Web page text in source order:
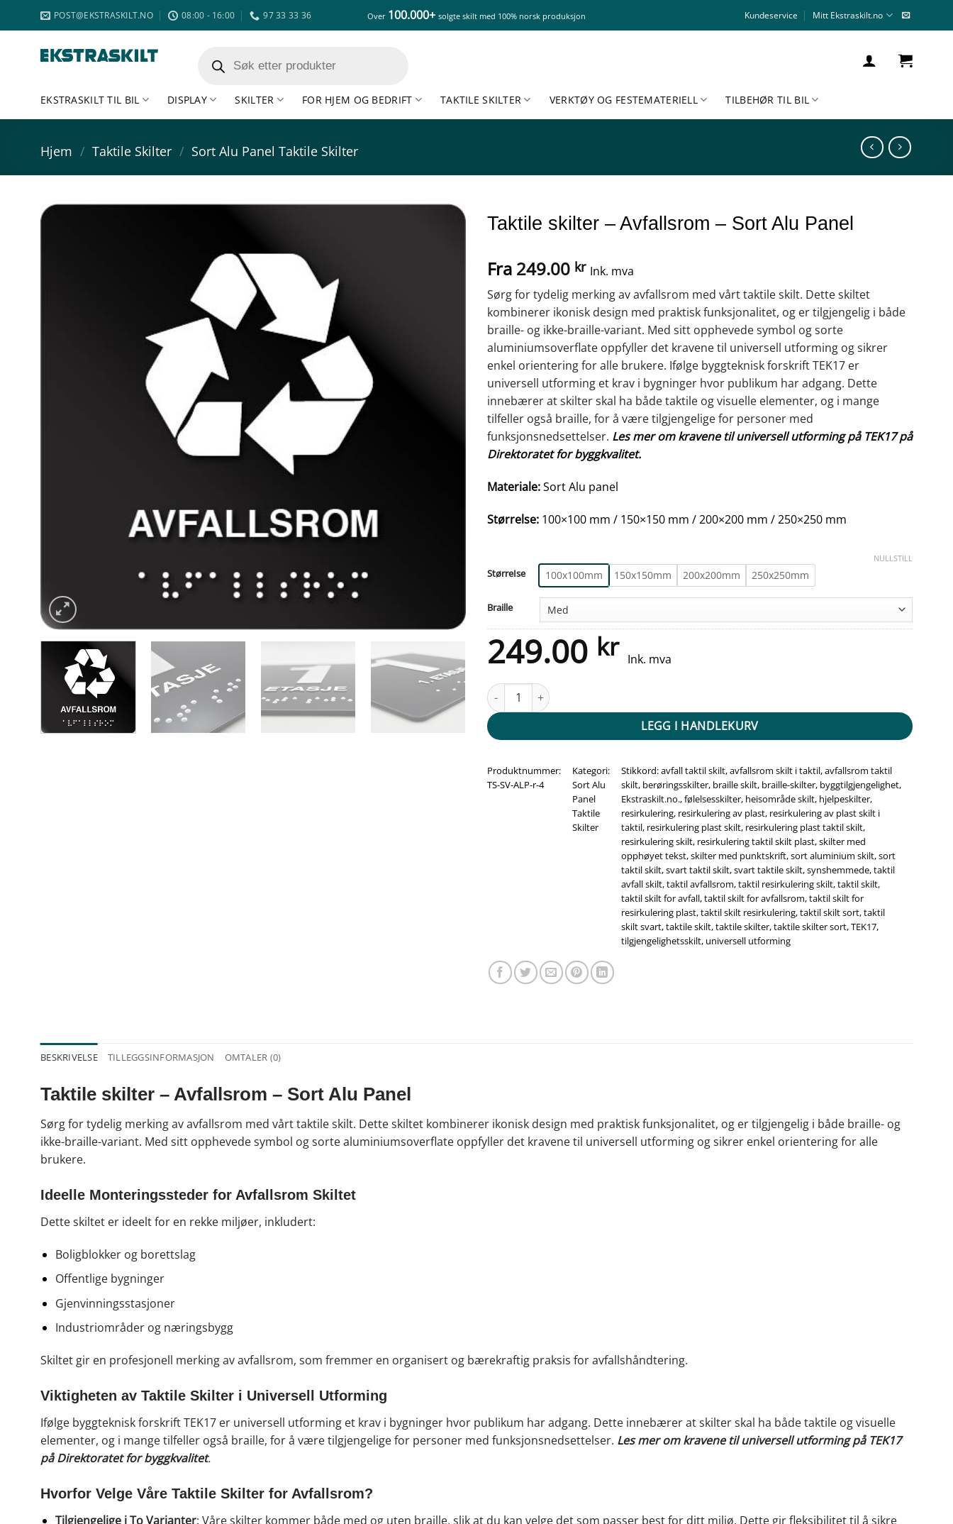
POST@EKSTRASKILT.NO 08:00 - 16:00 97 33 33 36 Over 100.000+ solgte skilt med 100% norsk produksjon Kundeservice Mitt Ekstraskilt.no
search
EKSTRASKILT TIL BIL DISPLAY SKILTER FOR HJEM OG BEDRIFT TAKTILE SKILTER VERKTØY OG FESTEMATERIELL TILBEHØR TIL BIL
Hjem / Taktile Skilter / Sort Alu Panel Taktile Skilter
Taktile skilter – Avfallsrom – Sort Alu Panel
Fra 249.00 kr Ink. mva
Sørg for tydelig merking av avfallsrom med vårt taktile skilt. Dette skiltet
kombinerer ikonisk design med praktisk funksjonalitet, og er tilgjengelig i både
braille- og ikke-braille-variant. Med sitt opphevede symbol og sorte
aluminiumsoverflate oppfyller det kravene til universell utforming og sikrer
enkel orientering for alle brukere. Ifølge byggteknisk forskrift TEK17 er
universell utforming et krav i bygninger hvor publikum har adgang. Dette
innebærer at skilter skal ha både taktile og visuelle elementer, og i mange
tilfeller også braille, for å være tilgjengelige for personer med
funksjonsnedsettelser. Les mer om kravene til universell utforming på TEK17 på
Direktoratet for byggkvalitet.
Materiale:Sort Alu panel
Størrelse: 100×100 mm / 150×150 mm / 200×200 mm / 250×250 mm
StørreIse 100x100mm 150x150mm 200x200mm 250x250mm
Braille
NULLSTILL
249.00 kr Ink. mva
Taktile skilter - Avfallsrom - Sort Alu Panel antall
LEGG I HANDLEKURV
Produktnummer:
TS-SV-ALP-r-4
Kategori:
Sort Alu
Panel
Taktile
Skilter
Stikkord:avfall taktil skilt,avfallsrom skilt i taktil,avfallsrom taktil
skilt, berøringsskilter, braille skilt, braille-skilter, byggtilgjengelighet,
Ekstraskilt.no.,følelsesskilter, heisområde skilt, hjelpeskilter,
resirkulering, resirkulering av plast, resirkulering av plast skilt i
taktil, resirkulering plast skilt, resirkulering plast taktil skilt,
resirkulering skilt, resirkulering taktil skilt plast,skilter med
opphøyet tekst,skilter med punktskrift,sort aluminium skilt,sort
taktil skilt,svart taktil skilt,svart taktile skilt,synshemmede,taktil
avfall skilt,taktil avfallsrom,taktil resirkulering skilt,taktil skilt,
taktil skilt for avfall,taktil skilt for avfallsrom,taktil skilt for
resirkulering plast,taktil skilt resirkulering,taktil skilt sort,taktil
skilt svart,taktile skilt,taktile skilter,taktile skilter sort,TEK17,
tilgjengelighetsskilt, universell utforming
BESKRIVELSE TILLEGGSINFORMASJON OMTALER (0)
Taktile skilter – Avfallsrom – Sort Alu Panel
Sørg for tydelig merking av avfallsrom med vårt taktile skilt. Dette skiltet kombinerer ikonisk design med praktisk funksjonalitet, og er tilgjengelig i både braille- og
ikke-braille-variant. Med sitt opphevede symbol og sorte aluminiumsoverflate oppfyller det kravene til universell utforming og sikrer enkel orientering for alle
brukere.
Ideelle Monteringssteder for Avfallsrom Skiltet
Dette skiltet er ideelt for en rekke miljøer, inkludert:
Boligblokker og borettslag
Offentlige bygninger
Gjenvinningsstasjoner
Industriområder og næringsbygg
Skiltet gir en profesjonell merking av avfallsrom, som fremmer en organisert og bærekraftig praksis for avfallshåndtering.
Viktigheten av Taktile Skilter i Universell Utforming
Ifølge byggteknisk forskrift TEK17 er universell utforming et krav i bygninger hvor publikum har adgang. Dette innebærer at skilter skal ha både taktile og visuelle
elementer, og i mange tilfeller også braille, for å være tilgjengelige for personer med funksjonsnedsettelser. Les mer om kravene til universell utforming på TEK17
på Direktoratet for byggkvalitet.
Hvorfor Velge Våre Taktile Skilter for Avfallsrom?
Tilgjengelige i To Varianter: Våre skilter kommer både med og uten braille, slik at du kan velge det som passer best for ditt miljø. Dette gir fleksibilitet til å sikre